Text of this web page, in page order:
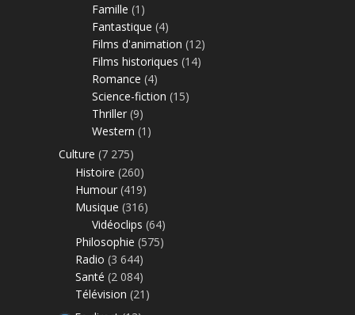
Famille (1)
Fantastique (4)
Films d'animation (12)
Films historiques (14)
Romance (4)
Science-fiction (15)
Thriller (9)
Western (1)
Culture (7 275)
Histoire (260)
Humour (419)
Musique (316)
Vidéoclips (64)
Philosophie (575)
Radio (3 644)
Santé (2 084)
Télévision (21)